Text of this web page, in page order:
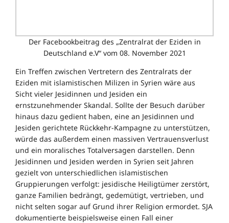
Der Facebookbeitrag des „Zentralrat der Eziden in
Deutschland e.V“ vom 08. November 2021
Ein Treffen zwischen Vertretern des Zentralrats der
Eziden mit islamistischen Milizen in Syrien wäre aus
Sicht vieler Jesidinnen und Jesiden ein
ernstzunehmender Skandal. Sollte der Besuch darüber
hinaus dazu gedient haben, eine an Jesidinnen und
Jesiden gerichtete Rückkehr-Kampagne zu unterstützen,
würde das außerdem einen massiven Vertrauensverlust
und ein moralisches Totalversagen darstellen. Denn
Jesidinnen und Jesiden werden in Syrien seit Jahren
gezielt von unterschiedlichen islamistischen
Gruppierungen verfolgt: jesidische Heiligtümer zerstört,
ganze Familien bedrängt, gedemütigt, vertrieben, und
nicht selten sogar auf Grund ihrer Religion ermordet. SJA
dokumentierte beispielsweise einen Fall einer